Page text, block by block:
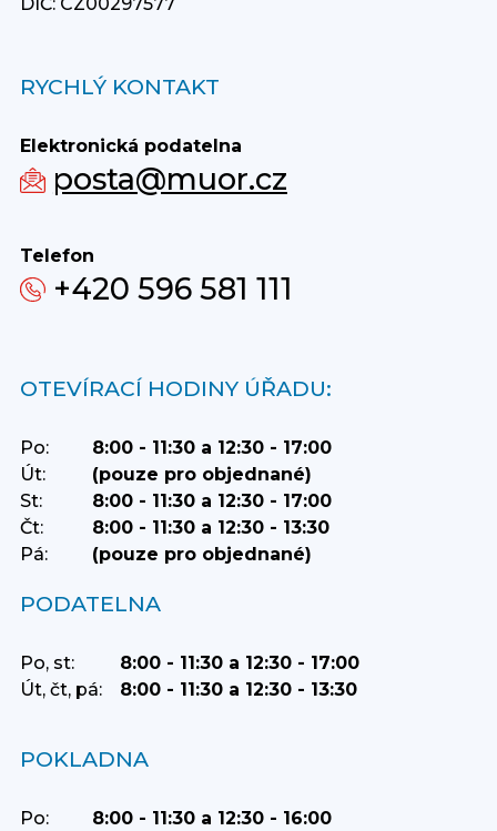
DIČ: CZ00297577
RYCHLÝ KONTAKT
Elektronická podatelna
posta@muor.cz
Telefon
+420 596 581 111
OTEVÍRACÍ HODINY ÚŘADU:
Po:
8:00 - 11:30 a 12:30 - 17:00
Út:
(pouze pro objednané)
St:
8:00 - 11:30 a 12:30 - 17:00
Čt:
8:00 - 11:30 a 12:30 - 13:30
Pá:
(pouze pro objednané)
PODATELNA
Po, st:
8:00 - 11:30 a 12:30 - 17:00
Út, čt, pá:
8:00 - 11:30 a 12:30 - 13:30
POKLADNA
Po:
8:00 - 11:30 a 12:30 - 16:00